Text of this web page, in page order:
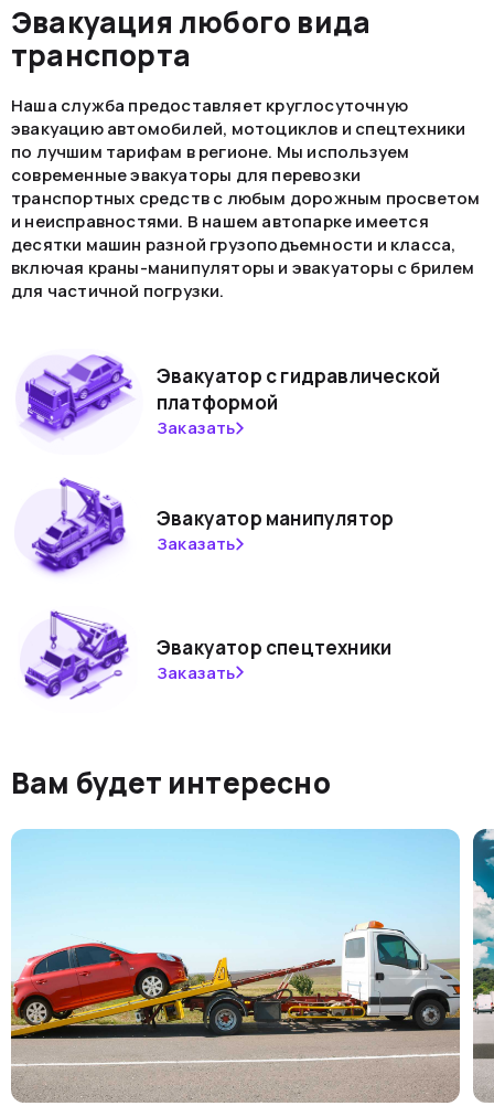
Эвакуация любого вида
транспорта
Наша служба предоставляет круглосуточную
эвакуацию автомобилей, мотоциклов и спецтехники
по лучшим тарифам в регионе. Мы используем
современные эвакуаторы для перевозки
транспортных средств с любым дорожным просветом
и неисправностями. В нашем автопарке имеется
десятки машин разной грузоподъемности и класса,
включая краны-манипуляторы и эвакуаторы с брилем
для частичной погрузки.
Эвакуатор с гидравлической
платформой
Заказать
Эвакуатор манипулятор
Заказать
Эвакуатор спецтехники
Заказать
Вам будет интересно